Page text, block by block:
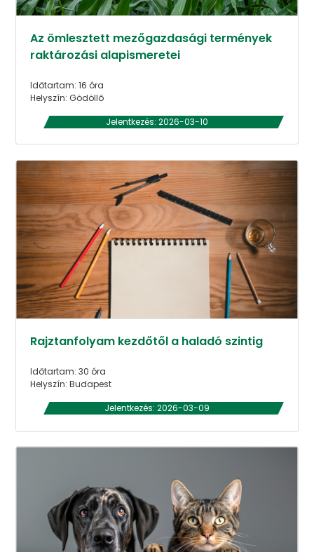
Az ömlesztett mezőgazdasági termények
raktározási alapismeretei
Időtartam: 16 óra
Helyszín: Gödöllő
Jelentkezés: 2026-03-10
Rajztanfolyam kezdőtől a haladó szintig
Időtartam: 30 óra
Helyszín: Budapest
Jelentkezés: 2026-03-09